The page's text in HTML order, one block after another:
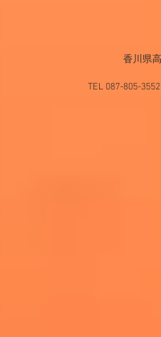
香川県
TEL 087-805-